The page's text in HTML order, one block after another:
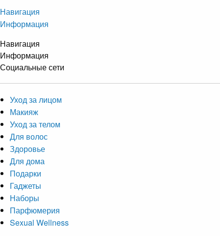
Навигация
Информация
Навигация
Информация
Социальные сети
Уход за лицом
Макияж
Уход за телом
Для волос
Здоровье
Для дома
Подарки
Гаджеты
Наборы
Парфюмерия
Sexual Wellness